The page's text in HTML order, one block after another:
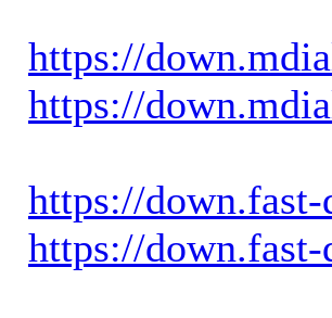
https://
https://
https://
https://